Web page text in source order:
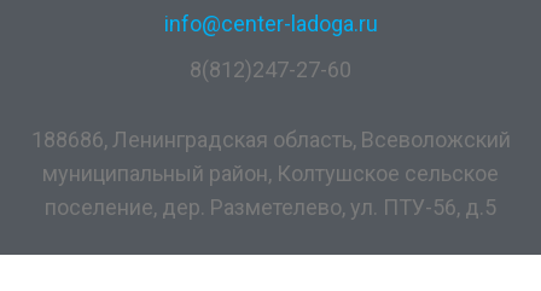
info@center-ladoga.ru
8(812)247-27-60
188686, Ленинградская область, Всеволожский
муниципальный район, Колтушское сельское
поселение, дер. Разметелево, ул. ПТУ-56, д.5